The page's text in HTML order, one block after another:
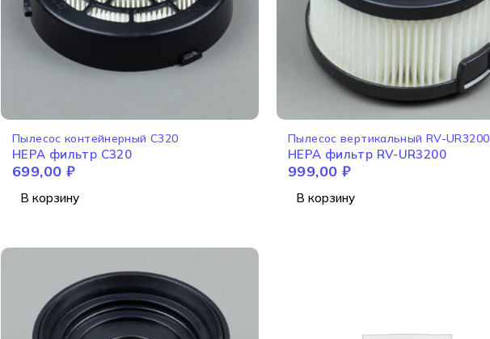
Пылесос контейнерный C320
HEPA фильтр C320
699,00 ₽
В корзину
Пылесос вертикальный RV-UR3200
HEPA фильтр RV-UR3200
999,00 ₽
В корзину